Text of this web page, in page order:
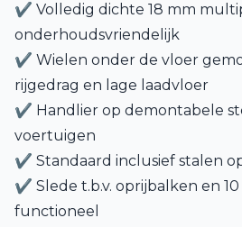
✔ Volledig dichte 18 mm
onderhoudsvriendelijk
✔ Wielen onder de vloer
rijgedrag en lage laadvloer
✔ Handlier op demontabele
voertuigen
✔ Standaard inclusief stalen
✔ Slede t.b.v. oprijbalken en
functioneel